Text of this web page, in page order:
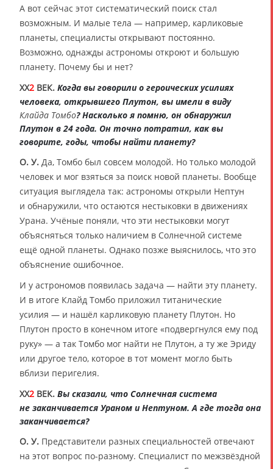
А вот сейчас этот систематический поиск стал
возможным. И малые тела — например, карликовые
планеты, специалисты открывают постоянно.
Возможно, однажды астрономы откроют и большую
планету. Почему бы и нет?
XX2 ВЕК. Когда вы говорили о героических усилиях
человека, открывшего Плутон, вы имели в виду
Клайда Томбо? Насколько я помню, он обнаружил
Плутон в 24 года. Он точно потратил, как вы
говорите, годы, чтобы найти планету?
О. У. Да, Томбо был совсем молодой. Но только молодой
человек и мог взяться за поиск новой планеты. Вообще
ситуация выглядела так: астрономы открыли Нептун
и обнаружили, что остаются нестыковки в движениях
Урана. Учёные поняли, что эти нестыковки могут
объясняться только наличием в Солнечной системе
ещё одной планеты. Однако позже выяснилось, что это
объяснение ошибочное.
И у астрономов появилась задача — найти эту планету.
И в итоге Клайд Томбо приложил титанические
усилия — и нашёл карликовую планету Плутон. Но
Плутон просто в конечном итоге «подвергнулся ему под
руку» — а так Томбо мог найти не Плутон, а ту же Эриду
или другое тело, которое в тот момент могло быть
вблизи перигелия.
XX2 ВЕК. Вы сказали, что Солнечная система
не заканчивается Ураном и Нептуном. А где тогда она
заканчивается?
О. У. Представители разных специальностей отвечают
на этот вопрос по-разному. Специалист по межзвёздной